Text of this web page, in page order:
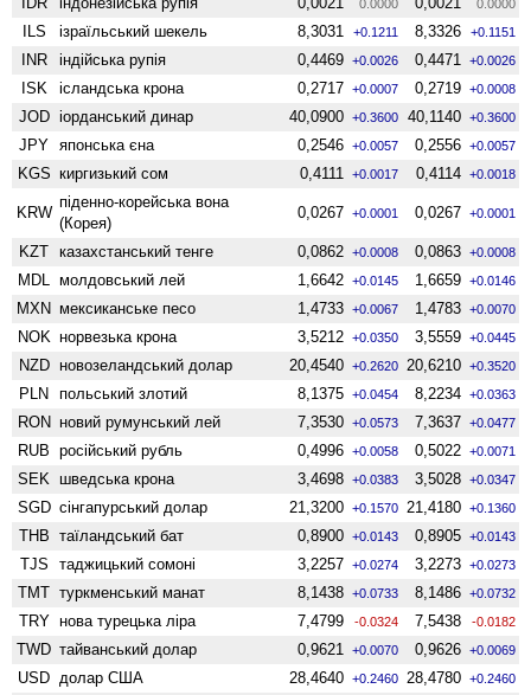
0.0000 0.0000
ILS ізраїльський шекель 8,3031 +0.1211 8,3326 +0.1151
INR індійська рупія 0,4469 +0.0026 0,4471 +0.0026
ISK ісландська крона 0,2717 +0.0007 0,2719 +0.0008
JOD іорданський динар 40,0900 +0.3600 40,1140 +0.3600
JPY японська єна 0,2546 +0.0057 0,2556 +0.0057
KGS киргизький сом 0,4111 +0.0017 0,4114 +0.0018
KRW
піденно-корейська вона
(Корея)
0,0267 +0.0001 0,0267 +0.0001
KZT казахстанський тенге 0,0862 +0.0008 0,0863 +0.0008
MDL молдовський лей 1,6642 +0.0145 1,6659 +0.0146
MXN мексиканське песо 1,4733 +0.0067 1,4783 +0.0070
NOK норвезька крона 3,5212 +0.0350 3,5559 +0.0445
NZD ново­зеландський долар 20,4540 +0.2620 20,6210 +0.3520
PLN польський злотий 8,1375 +0.0454 8,2234 +0.0363
RON новий румунський лей 7,3530 +0.0573 7,3637 +0.0477
RUB російський рубль 0,4996 +0.0058 0,5022 +0.0071
SEK шведська крона 3,4698 +0.0383 3,5028 +0.0347
SGD сінгапурський долар 21,3200 +0.1570 21,4180 +0.1360
THB таїландський бат 0,8900 +0.0143 0,8905 +0.0143
TJS таджицький сомоні 3,2257 +0.0274 3,2273 +0.0273
TMT туркменський манат 8,1438 +0.0733 8,1486 +0.0732
TRY нова турецька ліра 7,4799 -0.0324 7,5438 -0.0182
TWD тайванський долар 0,9621 +0.0070 0,9626 +0.0069
USD долар США 28,4640 +0.2460 28,4780 +0.2460